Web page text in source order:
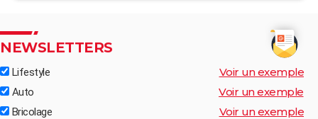
NEWSLETTERS
Lifestyle Voir un exemple
Auto Voir un exemple
Bricolage Voir un exemple